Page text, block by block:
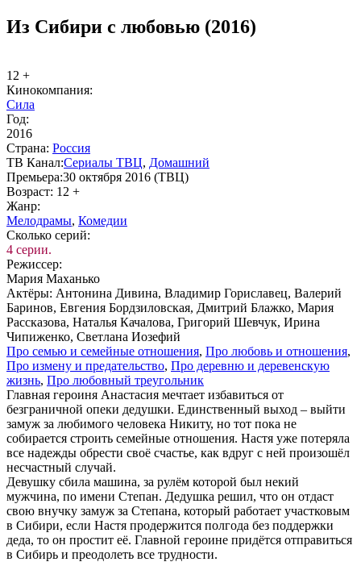
Из Сибири с любовью (2016)
12 +
Ки­но­ком­па­ния:
Сила
Год:
2016
Стра­на: Рос­сия
ТВ Ка­нал:Сериалы ТВЦ, До­маш­ний
Пре­мье­ра:30 октября 2016 (ТВЦ)
Воз­раст: 12 +
Жанр:
Ме­ло­дра­мы, Ко­ме­дии
Сколь­ко се­рий:
4 серии.
Ре­жис­сер:
Мария Маханько
Ак­тё­ры: Антонина Дивина, Владимир Гориславец, Валерий
Баринов, Евгения Бордзиловская, Дмитрий Блажко, Мария
Рассказова, Наталья Качалова, Григорий Шевчук, Ирина
Чипиженко, Светлана Иозефий
Про се­мью и се­мей­ные от­но­ше­ния, Про лю­бовь и от­но­ше­ния,
Про из­ме­ну и пре­да­тель­ст­во, Про де­рев­ню и де­ре­вен­скую
жизнь, Про лю­бов­ный тре­уголь­ник
Главная героиня Анастасия мечтает избавиться от
безграничной опеки дедушки. Единственный выход – выйти
замуж за любимого человека Никиту, но тот пока не
собирается строить семейные отношения. Настя уже потеряла
все надежды обрести своё счастье, как вдруг с ней произошёл
несчастный случай.
Девушку сбила машина, за рулём которой был некий
мужчина, по имени Степан. Дедушка решил, что он отдаст
свою внучку замуж за Степана, который работает участковым
в Сибири, если Настя продержится полгода без поддержки
деда, то он простит её. Главной героине придётся отправиться
в Сибирь и преодолеть все трудности.